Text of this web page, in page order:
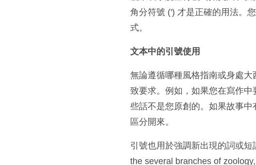
角分符號 (ʹ) 才是正確的用法。
式。
文本中的引號使用
無論遵循哪種風格指南或身處
致要求。例如，如果您在寫作
些話不是您原創的。如果故事
區分開來。
引號也用於強調新出現的詞或
the several branches of